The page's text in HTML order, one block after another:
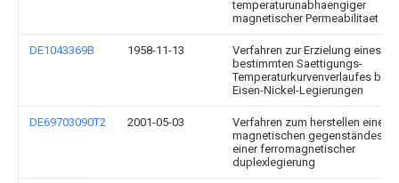
temperaturunabhaengiger
magnetischer Permeabilitaet
DE1043369B 1958-11-13
Verfahren zur Erzielung eines
bestimmten Saettigungs-
Temperaturkurvenverlaufes bei
Eisen-Nickel-Legierungen
DE69703090T2 2001-05-03
Verfahren zum herstellen eines
magnetischen gegenständes
einer ferromagnetischer
duplexlegierung